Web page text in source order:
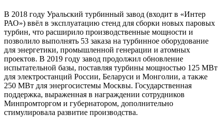
В 2018 году Уральский турбинный завод (входит в «Интер
РАО») ввёл в эксплуатацию стенд для сборки новых паровых
турбин, что расширило производственные мощности и
позволило выполнять 53 заказа на турбинное оборудование
для энергетики, промышленной генерации и атомных
проектов. В 2019 году завод продолжил обновление
испытательной базы, поставляя турбины мощностью 125 МВт
для электростанций России, Беларуси и Монголии, а также
250 МВт для энергосистемы Москвы. Государственная
поддержка, выраженная в награждении сотрудников
Минпромторгом и губернатором, дополнительно
стимулировала развитие производства.